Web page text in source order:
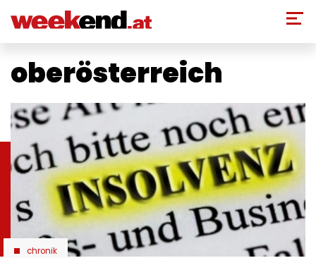
zum
oberösterreich
chronik